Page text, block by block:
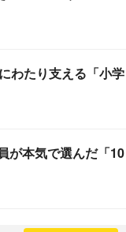
わたり支える「小学
が本気で選んだ「10